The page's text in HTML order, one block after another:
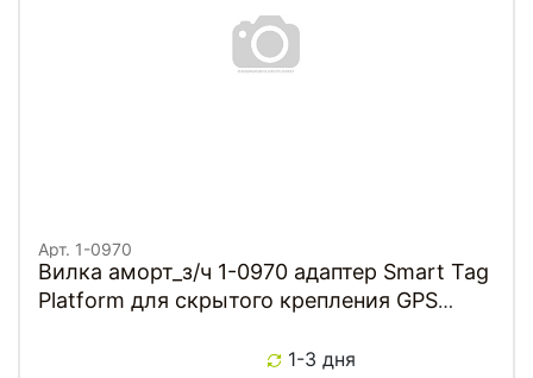
Арт. 1-0970
Вилка аморт_з/ч 1-0970 адаптер Smart Tag
Platform для скрытого крепления GPS
1-3 дня